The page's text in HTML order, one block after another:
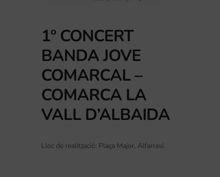
1º CONCERT
BANDA JOVE
COMARCAL –
COMARCA LA
VALL D’ALBAIDA
Lloc de realització: Plaça Major, Alfarrasí.